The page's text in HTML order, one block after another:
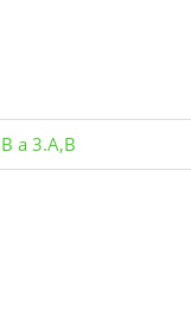
a 3.A,B